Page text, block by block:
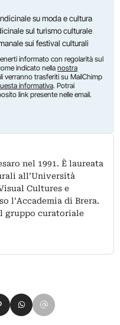
su moda e cultura
sul turismo culturale
sui festival culturali
informato con regolarità sul
indicato nella nostra
verranno trasferiti su MailChimp
informativa. Potrai
link presente nelle email.
nel 1991. È laureata
all’Università
Cultures e
l’Accademia di Brera.
gruppo curatoriale
su LinkedIn
su Pinterest
Condividi su WhatsApp
Condividi su Email